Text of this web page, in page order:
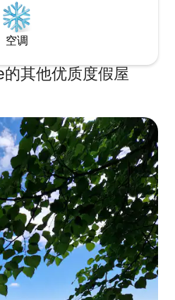
空调
其他优质度假屋